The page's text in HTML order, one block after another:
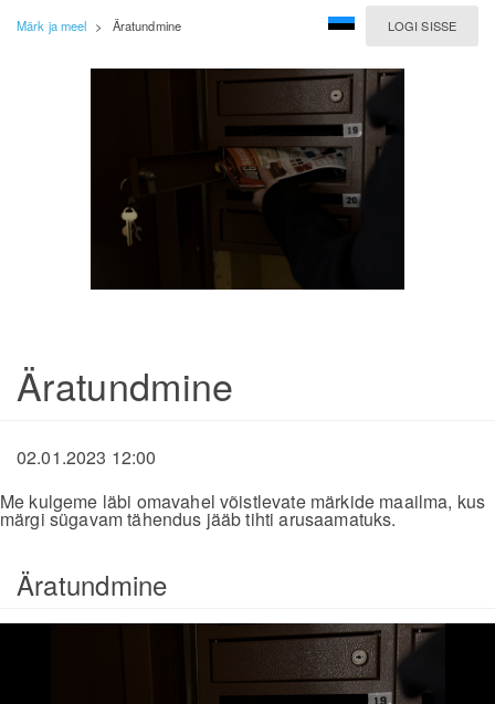
LOGI SISSE
Märk ja meel > Äratundmine
Äratundmine
02.01.2023 12:00
Me kulgeme läbi omavahel võistlevate märkide maailma, kus
märgi sügavam tähendus jääb tihti arusaamatuks.
Äratundmine